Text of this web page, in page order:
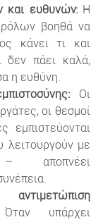
και ευθυνών: Η
βοηθά να
κάνει τι και
δεν πάει καλά,
η ευθύνη.
Οι
οι θεσμοί
εμπιστεύονται
λειτουργούν με
– αποπνέει
αντιμετώπιση
υπάρχει